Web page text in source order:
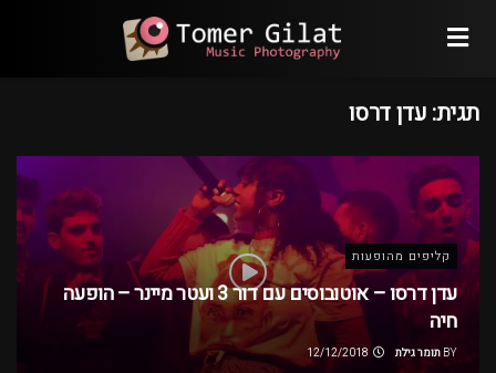
תגית: עדן דרסו
קליפים מהופעות
עדן דרסו – אוטובוסים עם דור 3 ועטר מיינר – הופעה
חיה
BY תומר גילת